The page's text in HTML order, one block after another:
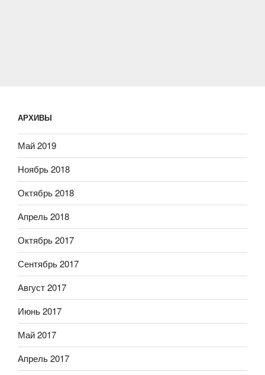
АРХИВЫ
Май 2019
Ноябрь 2018
Октябрь 2018
Апрель 2018
Октябрь 2017
Сентябрь 2017
Август 2017
Июнь 2017
Май 2017
Апрель 2017